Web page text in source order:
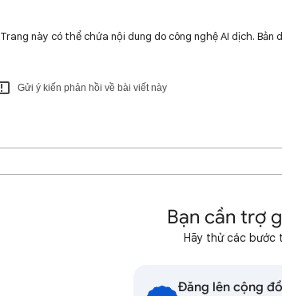
Trang này có thể chứa nội dung do công nghệ AI dịch. Bản
Gửi ý kiến phản hồi về bài viết này
Bạn cần trợ
Hãy thử các bước
Đăng lên cộng